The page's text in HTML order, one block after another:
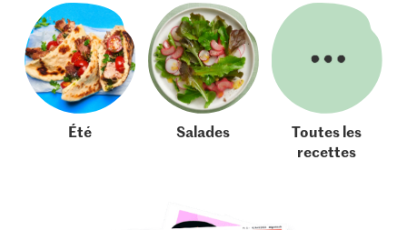
Été Salades
Toutes les
recettes